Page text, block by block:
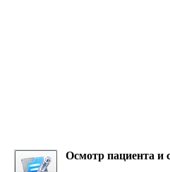
Осмотр пациента и